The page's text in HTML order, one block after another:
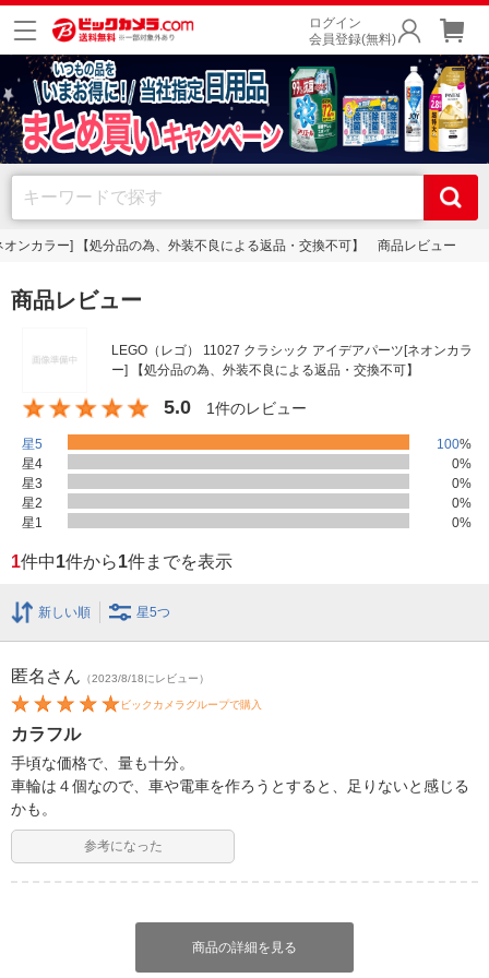
ログイン
会員登録(無料)
ンカラー] 【処分品の為、外装不良による返品・交換不可】 商品レビュー
商品レビュー
LEGO（レゴ） 11027 クラシック アイデアパーツ[ネオンカラ
ー] 【処分品の為、外装不良による返品・交換不可】
5.0 1件のレビュー
星5 100%
星4
0%
星3
0%
星2
0%
星1
0%
1件中1件から1件までを表示
新しい順 星5つ
匿名 さん （2023/8/18にレビュー）
ビックカメラグループで購入
カラフル
手頃な価格で、量も十分。
車輪は４個なので、車や電車を作ろうとすると、足りないと感じる
かも。
参考になった
商品の詳細を見る